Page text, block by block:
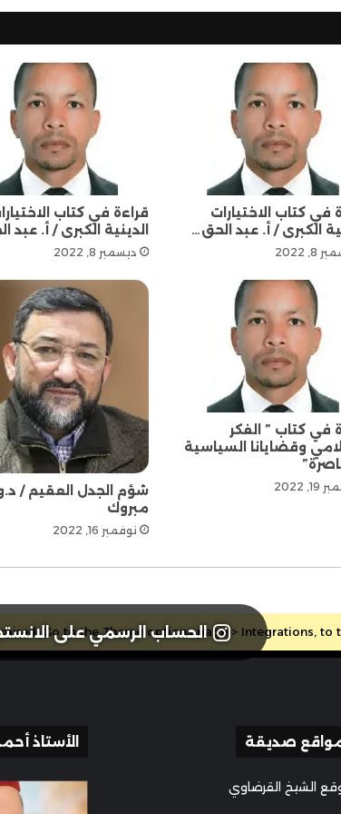
في كتاب الاختيارات
الكبرى / أ. عبد الحق…
8, 2022
قراءة في كتاب
الدينية الكبرى / أ. عبد
ديسمبر 8, 2022
في كتاب ” الفكر
وقضايانا السياسية
2022
شؤم الجدل العقيم /
مبروك
نوفمبر 16, 2022
الحساب الرسمي على
Go to the Theme options page > Integrations, to
صديقة
الشيخ القرضاوي
الأستاذ